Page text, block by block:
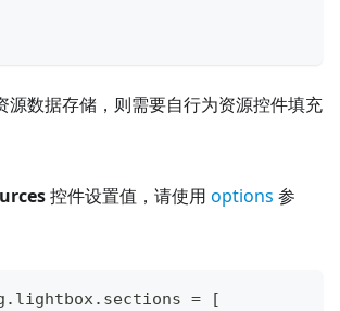
源数据存储，则需要自行为资源控件填充
控件设置值，请使用 options 参
. lightbox. sections =
[